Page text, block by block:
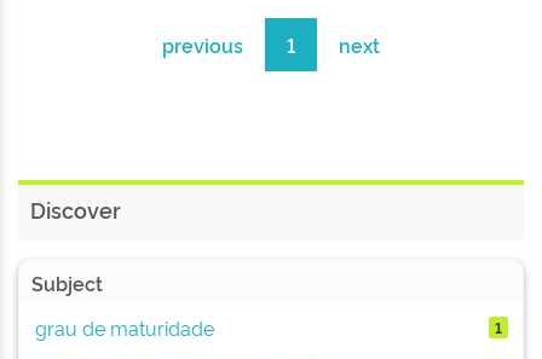
previous 1 next
Discover
Subject
grau de maturidade
1